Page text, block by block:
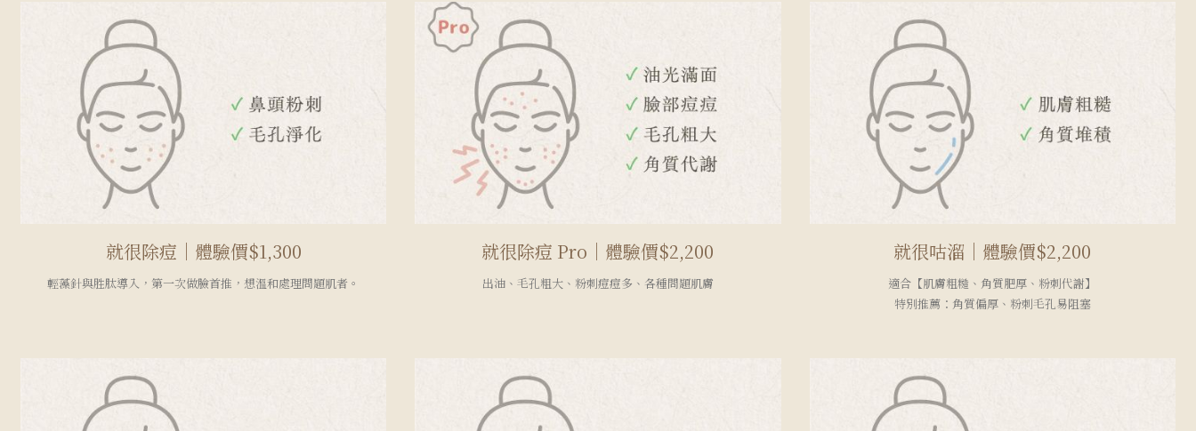
就很除痘｜體驗價$1,300
輕藻針與胜肽導入，第一次做臉首推，想溫和處理問題肌者。
就很除痘 Pro｜體驗價$2,200
出油、毛孔粗大、粉刺痘痘多、各種問題肌膚
就很咕溜｜體驗價$2,200
適合【肌膚粗糙、角質肥厚、粉刺代謝】
特別推薦：角質偏厚、粉刺毛孔易阻塞